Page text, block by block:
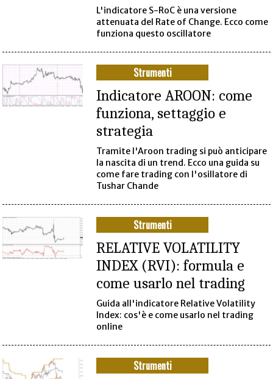
L'indicatore S-RoC è una versione
attenuata del Rate of Change. Ecco come
funziona questo oscillatore
Strumenti
Indicatore AROON: come
funziona, settaggio e
strategia
Tramite l'Aroon trading si può anticipare
la nascita di un trend. Ecco una guida su
come fare trading con l'osillatore di
Tushar Chande
Strumenti
RELATIVE VOLATILITY
INDEX (RVI): formula e
come usarlo nel trading
Guida all'indicatore Relative Volatility
Index: cos'è e come usarlo nel trading
online
Strumenti